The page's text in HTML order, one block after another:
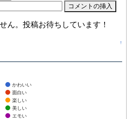
ん。投稿お待ちしています！
↑
かわいい
面白い
楽しい
美しい
エモい